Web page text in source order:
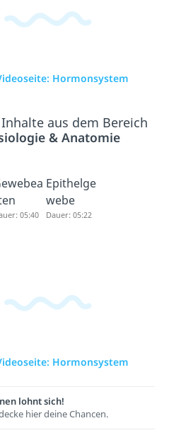
Hormonsystem
aus dem Bereich
& Anatomie
05:40
Epithelge
webe
Dauer: 05:22
Hormonsystem
lohnt sich!
hier deine Chancen.